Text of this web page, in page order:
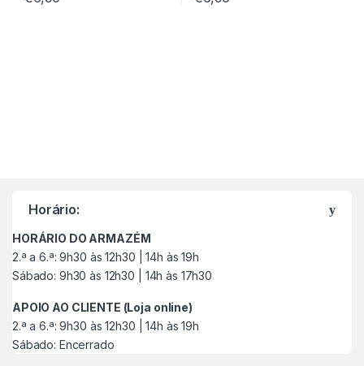
Horário:
HORÁRIO DO ARMAZÉM
2.ª a 6.ª: 9h30 às 12h30 | 14h às 19h
Sábado: 9h30 às 12h30 | 14h às 17h30
APOIO AO CLIENTE (Loja online)
2.ª a 6.ª: 9h30 às 12h30 | 14h às 19h
Sábado: Encerrado